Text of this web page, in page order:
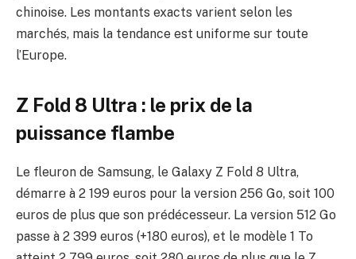
chinoise. Les montants exacts varient selon les
marchés, mais la tendance est uniforme sur toute
l’Europe.
Z Fold 8 Ultra : le prix de la
puissance flambe
Le fleuron de Samsung, le Galaxy Z Fold 8 Ultra,
démarre à 2 199 euros pour la version 256 Go, soit 100
euros de plus que son prédécesseur. La version 512 Go
passe à 2 399 euros (+180 euros), et le modèle 1 To